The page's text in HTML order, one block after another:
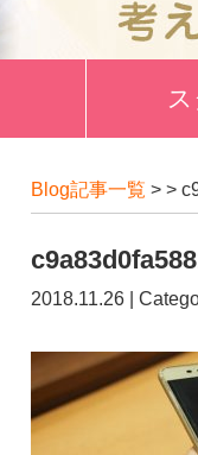
Blog記事一覧 > >
2018.11.26 |